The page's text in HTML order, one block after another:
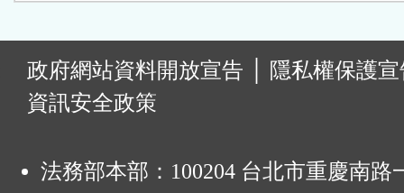
政府網站資料開放宣告
隱私權保護
資訊安全政策
法務部本部：100204 台北市重慶南路